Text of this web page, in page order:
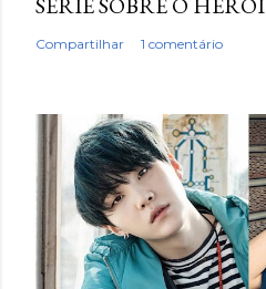
Compartilhar 1 comentário